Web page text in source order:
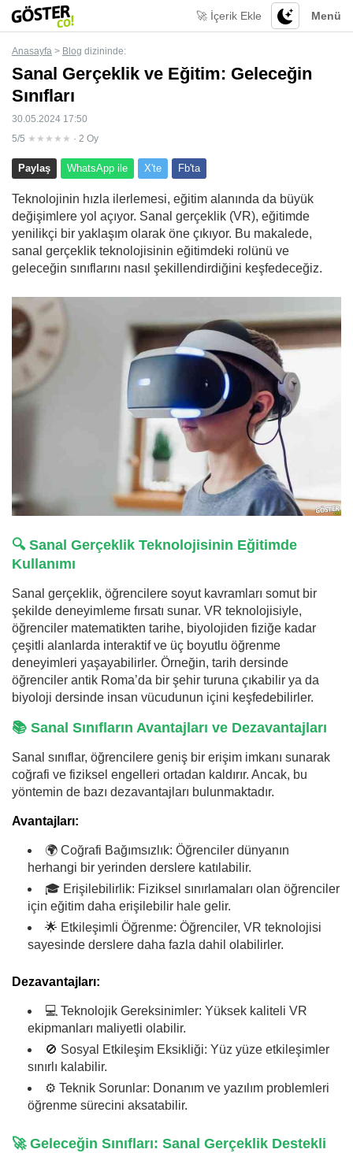
Menü
🚀 İçerik Ekle
Anasayfa > Blog dizininde:
Sanal Gerçeklik ve Eğitim: Geleceğin
Sınıfları
30.05.2024 17:50
5/5 ★★★★★ · 2 Oy
Paylaş WhatsApp ile X'te Fb'ta
Teknolojinin hızla ilerlemesi, eğitim alanında da büyük
değişimlere yol açıyor. Sanal gerçeklik (VR), eğitimde
yenilikçi bir yaklaşım olarak öne çıkıyor. Bu makalede,
sanal gerçeklik teknolojisinin eğitimdeki rolünü ve
geleceğin sınıflarını nasıl şekillendirdiğini keşfedeceğiz.
🔍 Sanal Gerçeklik Teknolojisinin Eğitimde
Kullanımı
Sanal gerçeklik, öğrencilere soyut kavramları somut bir
şekilde deneyimleme fırsatı sunar. VR teknolojisiyle,
öğrenciler matematikten tarihe, biyolojiden fiziğe kadar
çeşitli alanlarda interaktif ve üç boyutlu öğrenme
deneyimleri yaşayabilirler. Örneğin, tarih dersinde
öğrenciler antik Roma’da bir şehir turuna çıkabilir ya da
biyoloji dersinde insan vücudunun içini keşfedebilirler.
📚 Sanal Sınıfların Avantajları ve Dezavantajları
Sanal sınıflar, öğrencilere geniş bir erişim imkanı sunarak
coğrafi ve fiziksel engelleri ortadan kaldırır. Ancak, bu
yöntemin de bazı dezavantajları bulunmaktadır.
Avantajları:
🌍 Coğrafi Bağımsızlık: Öğrenciler dünyanın
herhangi bir yerinden derslere katılabilir.
🎓 Erişilebilirlik: Fiziksel sınırlamaları olan öğrenciler
için eğitim daha erişilebilir hale gelir.
🌟 Etkileşimli Öğrenme: Öğrenciler, VR teknolojisi
sayesinde derslere daha fazla dahil olabilirler.
Dezavantajları:
💻 Teknolojik Gereksinimler: Yüksek kaliteli VR
ekipmanları maliyetli olabilir.
🚫 Sosyal Etkileşim Eksikliği: Yüz yüze etkileşimler
sınırlı kalabilir.
⚙️ Teknik Sorunlar: Donanım ve yazılım problemleri
öğrenme sürecini aksatabilir.
🚀 Geleceğin Sınıfları: Sanal Gerçeklik Destekli